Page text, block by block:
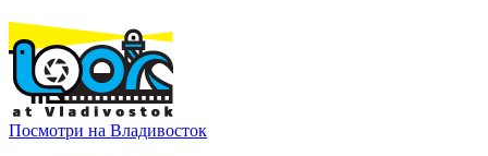
Посмотри на Владивосток